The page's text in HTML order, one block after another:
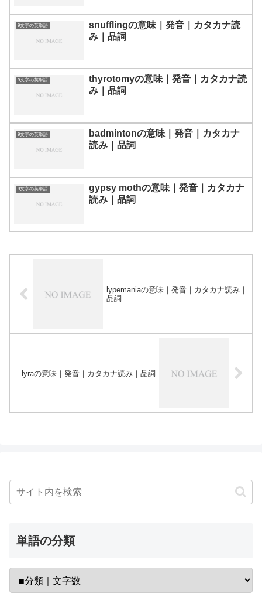
9文字の英単語
snufflingの意味｜発音｜カタカナ読
み｜品詞
9文字の英単語
thyrotomyの意味｜発音｜カタカナ読
み｜品詞
9文字の英単語
badmintonの意味｜発音｜カタカナ
読み｜品詞
9文字の英単語
gypsy mothの意味｜発音｜カタカナ
読み｜品詞
lypemaniaの意味｜発音｜カタカナ読み｜
品詞
lyraの意味｜発音｜カタカナ読み｜品詞
単語の分類